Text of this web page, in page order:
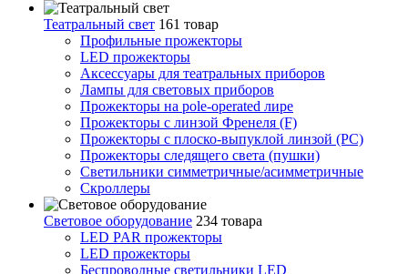
Театральный свет 161 товар
Профильные прожекторы
LED прожекторы
Аксессуары для театральных приборов
Лампы для световых приборов
Прожекторы на pole-operated лире
Прожекторы с линзой Френеля (F)
Прожекторы с плоско-выпуклой линзой (PC)
Прожекторы следящего света (пушки)
Светильники симметричные/асимметричные
Скроллеры
Световое оборудование 234 товара
LED PAR прожекторы
LED прожекторы
Беспроводные светильники LED